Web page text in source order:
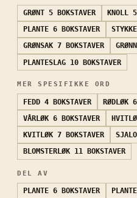
GRØNT 5 BOKSTAVER KNOLL
PLANTE 6 BOKSTAVER STYKKE
GRØNSAK 7 BOKSTAVER
PLANTESLAG 10 BOKSTAVER
MER SPESIFIKKE ORD
FEDD 4 BOKSTAVER RØDLØK
VÅRLØK 6 BOKSTAVER
KVITLØK 7 BOKSTAVER
BLOMSTERLØK 11 BOKSTAVER
DEL AV
PLANTE 6 BOKSTAVER